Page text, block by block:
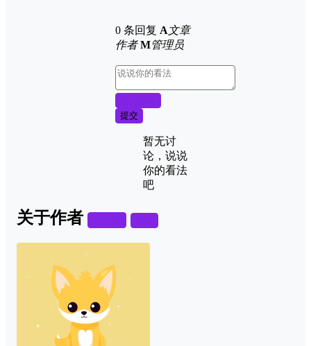
0 条回复 A文章
作者 M管理员
提交
暂无讨
论，说说
你的看法
吧
关于作者